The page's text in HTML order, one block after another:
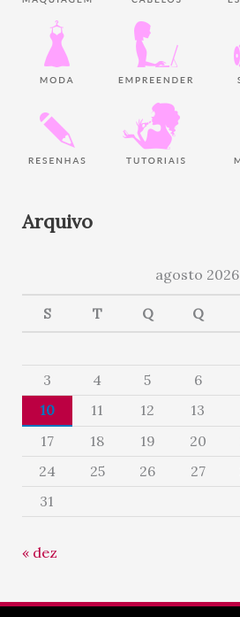
Arquivo
agosto 2026
S T Q Q
3
4 5 6
10
11 12 13
17
18 19 20
24
25 26 27
31
« dez